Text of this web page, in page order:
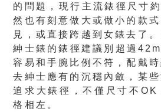
的問題，現行主流錶徑尺寸
然也有刻意做大或做小的款
見，或直接跨越到女錶去了
紳士錶的錶徑建議別超過
容易和手腕比例不符，配戴
去紳士應有的沉穩內斂，某
追求大錶徑，不僅尺寸不OK
格相左。